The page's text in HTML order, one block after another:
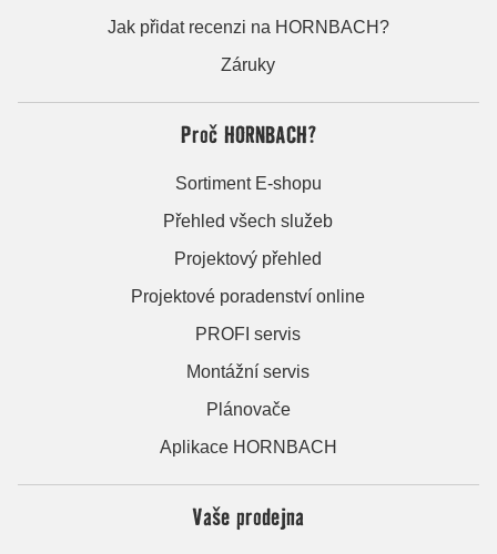
Jak přidat recenzi na HORNBACH?
Záruky
Proč HORNBACH?
Sortiment E-shopu
Přehled všech služeb
Projektový přehled
Projektové poradenství online
PROFI servis
Montážní servis
Plánovače
Aplikace HORNBACH
Vaše prodejna